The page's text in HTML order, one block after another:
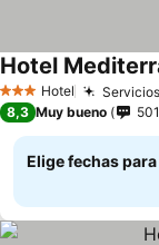
3 Estrellas
Hotel
Hotel
8,3 Muy bueno 501
Elige fechas